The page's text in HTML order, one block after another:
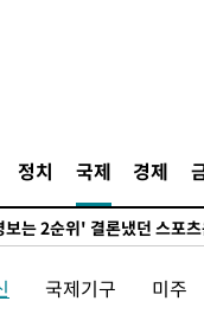
정치 국제 경제
펄'…기상청 "태풍 지나며
후폭풍' 축구협회…11시간
15년 전 심판 성 접대 파문
발사체는 단거리탄도미사
닷 서비스 장애 발생…"원인
국제기구 미주